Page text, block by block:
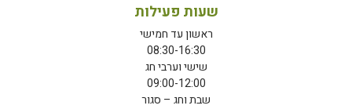
שעות פעילות
ראשון עד חמישי
08:30-16:30
שישי וערבי חג
09:00-12:00
שבת וחג – סגור